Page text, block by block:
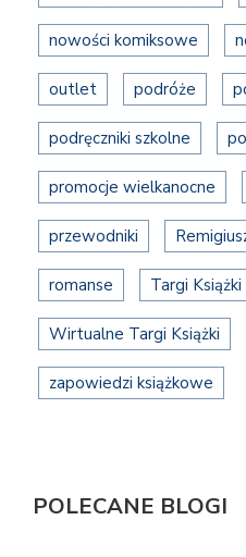
nowości komiksowe
outlet podróże
podręczniki szkolne
promocje wielkanocne
przewodniki
romanse Targi Książki
Wirtualne Targi Książki
zapowiedzi książkowe
POLECANE BLOGI